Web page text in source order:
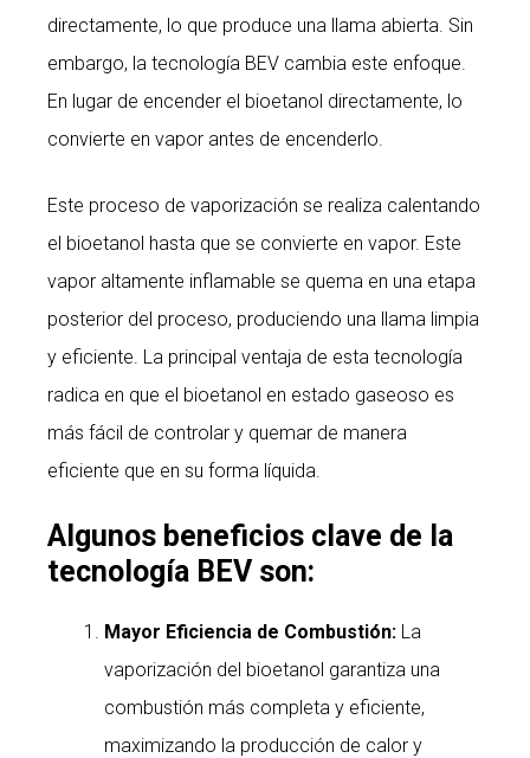
directamente, lo que produce una llama abierta. Sin
embargo, la tecnología BEV cambia este enfoque.
En lugar de encender el bioetanol directamente, lo
convierte en vapor antes de encenderlo.
Este proceso de vaporización se realiza calentando
el bioetanol hasta que se convierte en vapor. Este
vapor altamente inflamable se quema en una etapa
posterior del proceso, produciendo una llama limpia
y eficiente. La principal ventaja de esta tecnología
radica en que el bioetanol en estado gaseoso es
más fácil de controlar y quemar de manera
eficiente que en su forma líquida.
Algunos beneficios clave de la
tecnología BEV son:
Mayor Eficiencia de Combustión: La
vaporización del bioetanol garantiza una
combustión más completa y eficiente,
maximizando la producción de calor y